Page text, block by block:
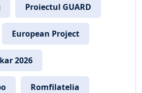
Proiectul GUARD
European Project
2026
Romfilatelia